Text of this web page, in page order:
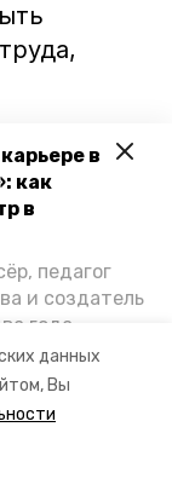
данных
Вы
в
как
в
педагог
и создатель
года
спектаклей,
стал
труппу,
Веб-
Веб-
и другие.